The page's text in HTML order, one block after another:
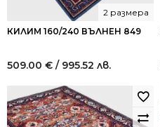
КИЛИМ 160/240 ВЪЛНЕН 849
2 размера
509.00 € / 995.52 лв.